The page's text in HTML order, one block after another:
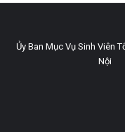
Ủy Ban Mục Vụ Sinh Viên
Nội